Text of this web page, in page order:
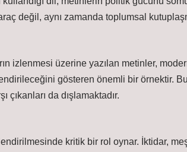
değil, aynı zamanda toplumsal
izlenmesi üzerine yazılan metinler,
gösteren önemli bir örnektir.
da dışlamaktadır.
kritik bir rol oynar. İktidar,